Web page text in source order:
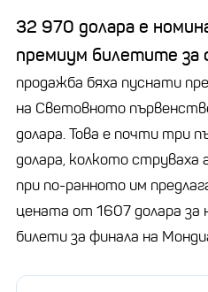
32 970 долара е
премиум билетите за
продажба бяха пуснати
на Световното
долара. Това е почти три
долара, колкото струваха
при по-ранното им
цената от 1607 долара за
билети за финала на